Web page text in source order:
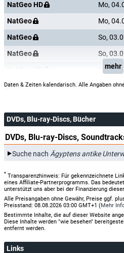
NatGeo HD
Mo,
NatGeo
Mo,
NatGeo
So,
NatGeo
So,
So,
mehr
Daten & Zeiten kalendarisch. Alle Angaben
DVDs, Blu-ray-Discs, Bücher
DVDs, Blu-ray-Discs,
Suche nach Ägyptens antike
* Transparenzhinweis: Für gekennzeichnete
eines Affiliate-Partnerprogramms. Das
unterstützt uns aber bei der Finanzierung
Alle Preisangaben ohne Gewähr, Preise ggf.
Preisstand: 08.08.2026 03:00 GMT+1 (Mehr
Bestimmte Inhalte, die auf dieser Website
Diese Inhalte werden "wie besehen"
entfernt werden.
Links